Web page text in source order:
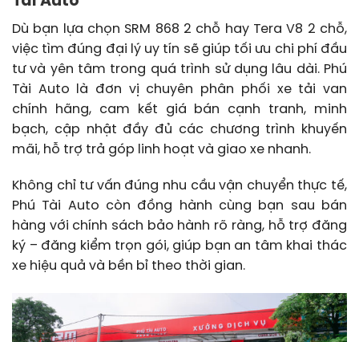
Dù bạn lựa chọn SRM 868 2 chỗ hay Tera V8 2 chỗ,
việc tìm đúng đại lý uy tín sẽ giúp tối ưu chi phí đầu
tư và yên tâm trong quá trình sử dụng lâu dài. Phú
Tài Auto là đơn vị chuyên phân phối xe tải van
chính hãng, cam kết giá bán cạnh tranh, minh
bạch, cập nhật đầy đủ các chương trình khuyến
mãi, hỗ trợ trả góp linh hoạt và giao xe nhanh.
Không chỉ tư vấn đúng nhu cầu vận chuyển thực tế,
Phú Tài Auto còn đồng hành cùng bạn sau bán
hàng với chính sách bảo hành rõ ràng, hỗ trợ đăng
ký – đăng kiểm trọn gói, giúp bạn an tâm khai thác
xe hiệu quả và bền bỉ theo thời gian.